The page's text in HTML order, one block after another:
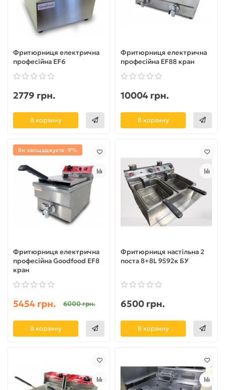
Фритюрниця електрична
професійна EF6
2779 грн.
В корзину
Фритюрниця електрична
професійна EF88 кран
10004 грн.
В корзину
Ви заощаджуєте -9%
Фритюрниця електрична
професійна Goodfood EF8
кран
5454 грн. 6000 грн.
В корзину
Фритюрниця настільна 2
поста 8+8L 9592к БУ
6500 грн.
В корзину